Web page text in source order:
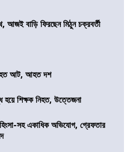
বাড়ি ফিরছেন মিঠুন চক্রবর্তী
নিহত আট, আহত দশ
হয়ে শিক্ষক নিহত, উত্তেজনা
সহ একাধিক অভিযোগ, গ্রেফতার